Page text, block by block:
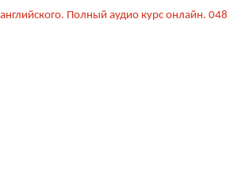
Полный аудио курс онлайн. 048